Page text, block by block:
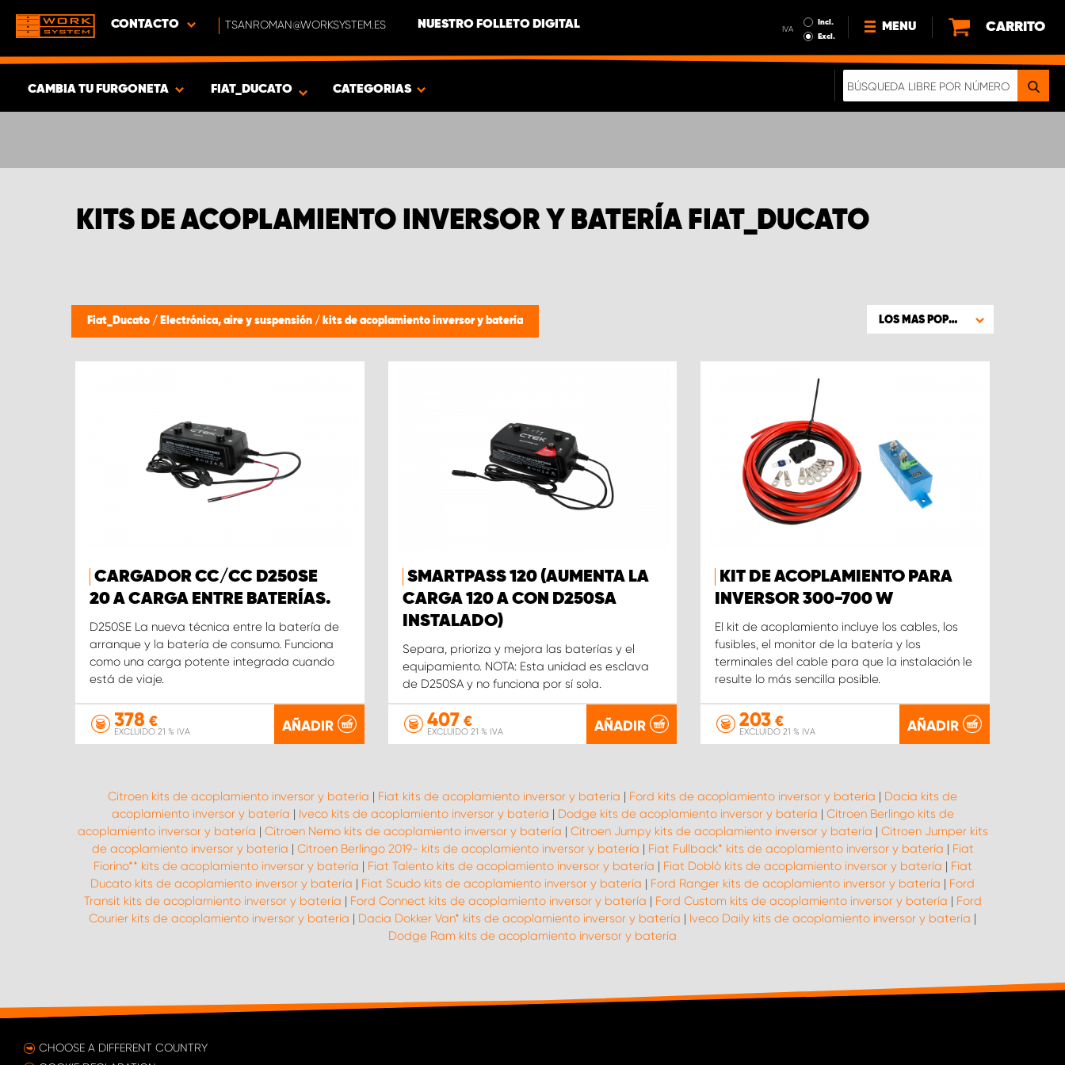
CONTACTO TSANROMAN@WORKSYSTEM.ES NUESTRO FOLLETO DIGITAL IVA
Incl.
Excl.
MENU
NOTICIAS
CARRITO
CAMBIA TU FURGONETA
PRODUCTOS
FIAT_DUCATO CATEGORIAS
KITS DE ACOPLAMIENTO INVERSOR Y BATERÍA FIAT_DUCATO
Fiat_Ducato / Electrónica, aire y suspensión / kits de acoplamiento inversor y batería LOS MAS POPULARES
CARGADOR CC/CC D250SE
20 A CARGA ENTRE BATERÍAS.
D250SE La nueva técnica entre la batería de
arranque y la batería de consumo. Funciona
como una carga potente integrada cuando
está de viaje.
378 €
EXCLUIDO 21 % IVA AÑADIR
SMARTPASS 120 (AUMENTA LA
CARGA 120 A CON D250SA
INSTALADO)
Separa, prioriza y mejora las baterías y el
equipamiento. NOTA: Esta unidad es esclava
de D250SA y no funciona por sí sola.
407€
EXCLUIDO 21 % IVA AÑADIR
KIT DE ACOPLAMIENTO PARA
INVERSOR 300-700 W
El kit de acoplamiento incluye los cables, los
fusibles, el monitor de la batería y los
terminales del cable para que la instalación le
resulte lo más sencilla posible.
203 €
EXCLUIDO 21 % IVA AÑADIR
Citroen kits de acoplamiento inversor y batería | Fiat kits de acoplamiento inversor y batería | Ford kits de acoplamiento inversor y batería | Dacia kits de
acoplamiento inversor y batería | Iveco kits de acoplamiento inversor y batería | Dodge kits de acoplamiento inversor y batería | Citroen Berlingo kits de
acoplamiento inversor y batería | Citroen Nemo kits de acoplamiento inversor y batería | Citroen Jumpy kits de acoplamiento inversor y batería | Citroen Jumper kits
de acoplamiento inversor y batería | Citroen Berlingo 2019- kits de acoplamiento inversor y batería | Fiat Fullback* kits de acoplamiento inversor y batería | Fiat
Fiorino** kits de acoplamiento inversor y batería | Fiat Talento kits de acoplamiento inversor y batería | Fiat Doblò kits de acoplamiento inversor y batería | Fiat
Ducato kits de acoplamiento inversor y batería | Fiat Scudo kits de acoplamiento inversor y batería | Ford Ranger kits de acoplamiento inversor y batería | Ford
Transit kits de acoplamiento inversor y batería | Ford Connect kits de acoplamiento inversor y batería | Ford Custom kits de acoplamiento inversor y batería | Ford
Courier kits de acoplamiento inversor y batería | Dacia Dokker Van* kits de acoplamiento inversor y batería | Iveco Daily kits de acoplamiento inversor y batería |
Dodge Ram kits de acoplamiento inversor y batería
CHOOSE A DIFFERENT COUNTRY